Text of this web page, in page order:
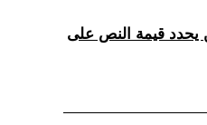
يحدد قيمة النص على